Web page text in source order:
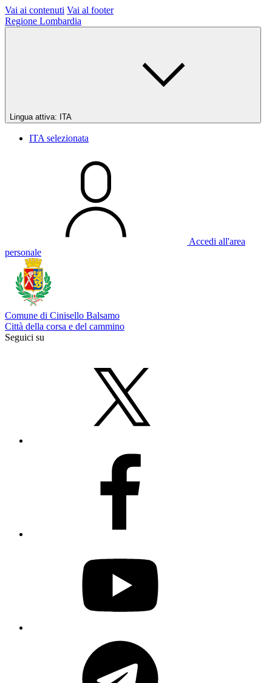
Vai ai contenuti Vai al footer
Regione Lombardia
Lingua attiva: ITA
ITA selezionata
Accedi all'area
personale
Comune di Cinisello Balsamo
Città della corsa e del cammino
Seguici su